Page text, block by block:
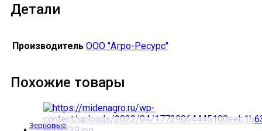
Детали
Производитель ООО "Агро-Ресурс"
Похожие товары
Зерновые